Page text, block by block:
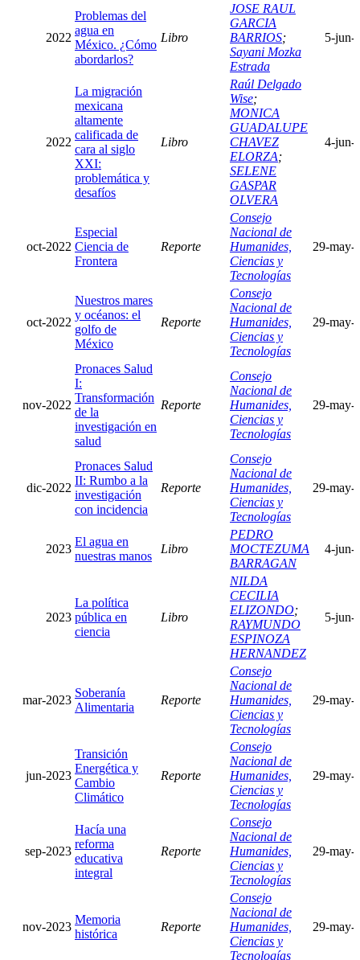
2022
Problemas del
agua en
México. ¿Cómo
abordarlos?
Libro
JOSE RAUL
GARCIA
BARRIOS;
Sayani Mozka
Estrada
5-jun-
2022
La migración
mexicana
altamente
calificada de
cara al siglo
XXI:
problemática y
desafíos
Libro
Raúl Delgado
Wise;
MONICA
GUADALUPE
CHAVEZ
ELORZA;
SELENE
GASPAR
OLVERA
4-jun-
oct-2022
Especial
Ciencia de
Frontera
Reporte
Consejo
Nacional de
Humanides,
Ciencias y
Tecnologías
29-may-
oct-2022
Nuestros mares
y océanos: el
golfo de
México
Reporte
Consejo
Nacional de
Humanides,
Ciencias y
Tecnologías
29-may-
nov-2022
Pronaces Salud
I:
Transformación
de la
investigación en
salud
Reporte
Consejo
Nacional de
Humanides,
Ciencias y
Tecnologías
29-may-
dic-2022
Pronaces Salud
II: Rumbo a la
investigación
con incidencia
Reporte
Consejo
Nacional de
Humanides,
Ciencias y
Tecnologías
29-may-
2023
El agua en
nuestras manos
Libro
PEDRO
MOCTEZUMA
BARRAGAN
4-jun-
2023
La política
pública en
ciencia
Libro
NILDA
CECILIA
ELIZONDO;
RAYMUNDO
ESPINOZA
HERNANDEZ
5-jun-
mar-2023
Soberanía
Alimentaria
Reporte
Consejo
Nacional de
Humanides,
Ciencias y
Tecnologías
29-may-
jun-2023
Transición
Energética y
Cambio
Climático
Reporte
Consejo
Nacional de
Humanides,
Ciencias y
Tecnologías
29-may-
sep-2023
Hacía una
reforma
educativa
integral
Reporte
Consejo
Nacional de
Humanides,
Ciencias y
Tecnologías
29-may-
nov-2023
Memoria
histórica
Reporte
Consejo
Nacional de
Humanides,
Ciencias y
Tecnologías
29-may-